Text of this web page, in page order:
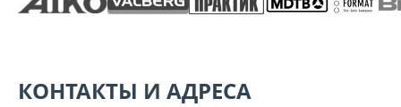
КОНТАКТЫ И АДРЕСА